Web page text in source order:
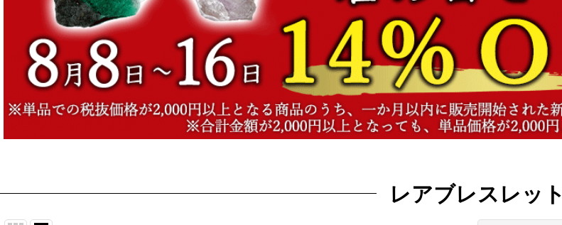
レアブレスレット